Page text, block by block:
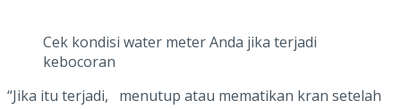
Cek kondisi water meter Anda jika terjadi
kebocoran
“Jika itu terjadi, menutup atau mematikan kran setelah